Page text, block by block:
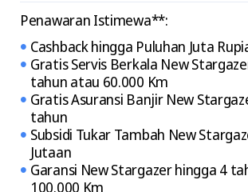
Penawaran Istimewa**:
Cashback hingga Puluhan Juta
Gratis Servis Berkala New
tahun atau 60.000 Km
Gratis Asuransi Banjir New
tahun
Subsidi Tukar Tambah New
Jutaan
Garansi New Stargazer hingga 4
100.000 Km